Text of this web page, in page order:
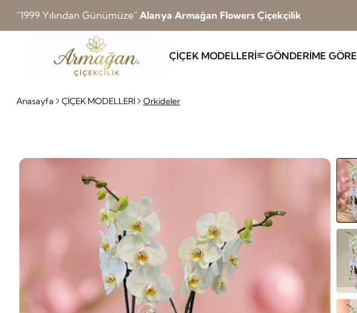
''1999 Yılından Günümüze'' Alanya Armağan Flowers Çiçekçilik
ÇİÇEK MODELLERİ GÖNDERİME GÖRE
Anasayfa ÇİÇEK MODELLERİ Orkideler